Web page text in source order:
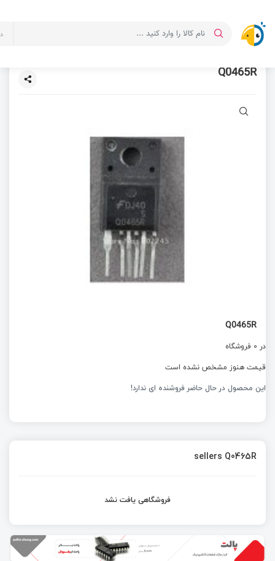
Q0465R
Q0465R
در 0 فروشگاه
قیمت هنوز مشخص نشده است
این محصول در حال حاضر فروشنده ای ندارد!
sellers Q0465R
فروشگاهی یافت نشد